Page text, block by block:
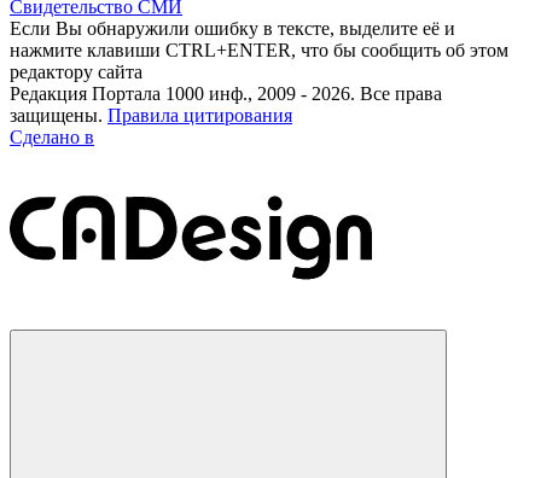
Свидетельство СМИ
Если Вы обнаружили ошибку в тексте, выделите её и
нажмите клавиши CTRL+ENTER, что бы сообщить об этом
редактору сайта
Редакция Портала 1000 инф., 2009 - 2026. Все права
защищены. Правила цитирования
Сделано в